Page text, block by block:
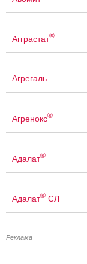
Агграстат®
Агрегаль
Агренокс®
Адалат®
Адалат® СЛ
Реклама